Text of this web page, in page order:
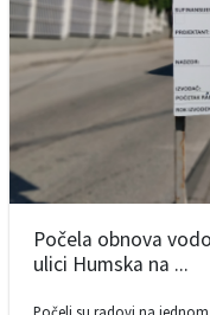
Počela obnova
ulici Humska na ...